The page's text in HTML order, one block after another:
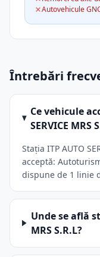
Autovehicule
Întrebări
Ce vehicule
SERVICE MRS
Stația ITP AUTO
acceptă:
dispune de 1 linie
Unde se află
MRS S.R.L?